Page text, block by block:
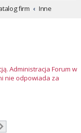
firm Inne
Administracja Forum w
nie odpowiada za